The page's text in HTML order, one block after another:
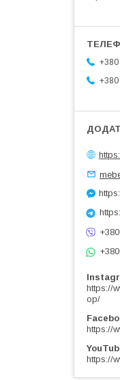
https://
op/
https://
https://